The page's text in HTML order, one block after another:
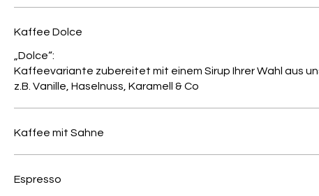
Kaffee Dolce
„Dolce“:
Kaffeevariante zubereitet mit einem Sirup Ihrer Wahl aus
z.B. Vanille, Haselnuss, Karamell & Co
Kaffee mit Sahne
Espresso